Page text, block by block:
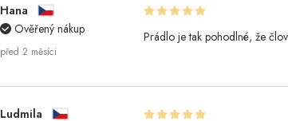
Hana
Ověřený nákup
před 2 měsíci
Prádlo je tak pohodlné, že
Ludmila